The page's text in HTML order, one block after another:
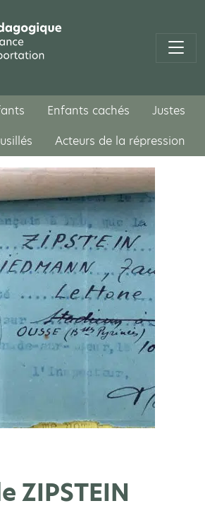
Enfants cachés
Justes
Acteurs de la répression
ZIPSTEIN